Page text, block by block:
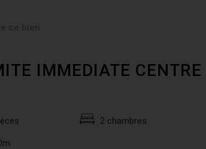
IMMEDIATE CENTRE
2 chambres